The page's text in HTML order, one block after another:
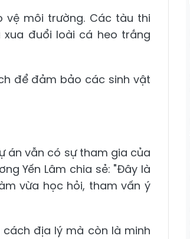
vệ môi trường. Các tàu thi
đuổi loài cá heo trắng
để đảm bảo các sinh vật
án vẫn có sự tham gia của
Yến Lâm chia sẻ: "Đây là
vừa học hỏi, tham vấn ý
cách địa lý mà còn là minh